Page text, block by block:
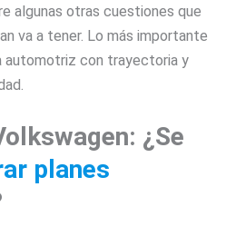
algunas otras cuestiones que
va a tener. Lo más importante
automotriz con trayectoria y
¿Se
planes